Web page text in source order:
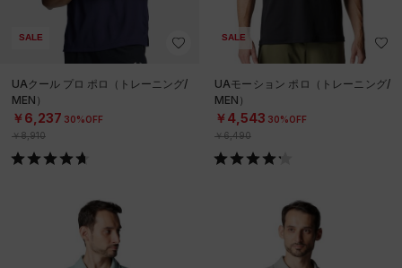
SALE
UAクール プロ ポロ（トレーニング/
MEN）
￥6,237 30%OFF
￥8,910
SALE
UAモーション ポロ（トレーニング/
MEN）
￥4,543 30%OFF
￥6,490